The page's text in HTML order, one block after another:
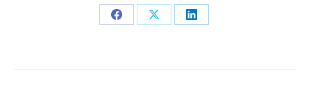
CondividiCondividiCondividi